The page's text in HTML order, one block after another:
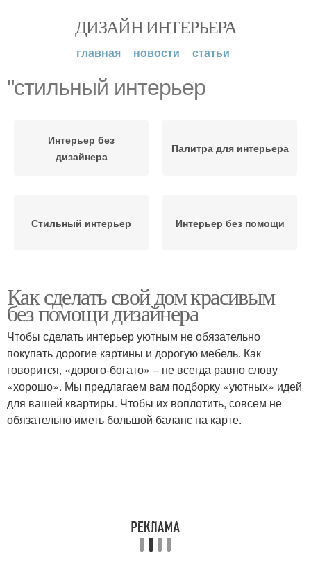
ДИЗАЙН ИНТЕРЬЕРА
главная новости статьи
"стильный интерьер
Интерьер без
дизайнера
Палитра для интерьера
Стильный интерьер Интерьер без помощи
Как сделать свой дом красивым
без помощи дизайнера
Чтобы сделать интерьер уютным не обязательно
покупать дорогие картины и дорогую мебель. Как
говорится, «дорого-богато» – не всегда равно слову
«хорошо». Мы предлагаем вам подборку «уютных» идей
для вашей квартиры. Чтобы их воплотить, совсем не
обязательно иметь большой баланс на карте.